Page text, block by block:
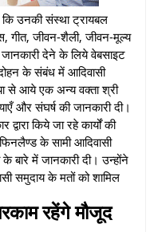
कि उनकी संस्था ट्रायबल
गीत, जीवन-शैली, जीवन-मूल्य
देने के लिये वेबसाइट
के संबंध में आदिवासी
से आये एक अन्य वक्ता श्री
और संघर्ष की जानकारी दी।
किये जा रहे कार्यों की
के सामी आदिवासी
के बारे में जानकारी दी। उन्होंने
समुदाय के मतों को शामिल
रहेंगे मौजूद